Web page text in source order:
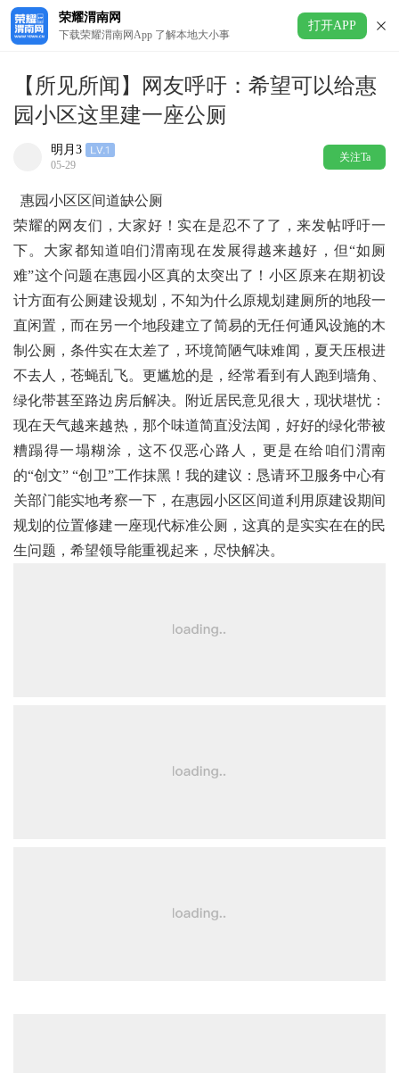
荣耀渭南网
下载荣耀渭南网App 了解本地大小事
打开APP
【所见所闻】网友呼吁：希望可以给惠
园小区这里建一座公厕
明月3
05-29
关注Ta
惠园小区区间道缺公厕
荣耀的网友们，大家好！实在是忍不了了，来发帖呼吁一
下。大家都知道咱们渭南现在发展得越来越好，但“如厕
难”这个问题在惠园小区真的太突出了！小区原来在期初设
计方面有公厕建设规划，不知为什么原规划建厕所的地段一
直闲置，而在另一个地段建立了简易的无任何通风设施的木
制公厕，条件实在太差了，环境简陋气味难闻，夏天压根进
不去人，苍蝇乱飞。更尴尬的是，经常看到有人跑到墙角、
绿化带甚至路边房后解决。附近居民意见很大，现状堪忧：
现在天气越来越热，那个味道简直没法闻，好好的绿化带被
糟蹋得一塌糊涂，这不仅恶心路人，更是在给咱们渭南
的“创文” “创卫”工作抹黑！我的建议：恳请环卫服务中心有
关部门能实地考察一下，在惠园小区区间道利用原建设期间
规划的位置修建一座现代标准公厕，这真的是实实在在的民
生问题，希望领导能重视起来，尽快解决。